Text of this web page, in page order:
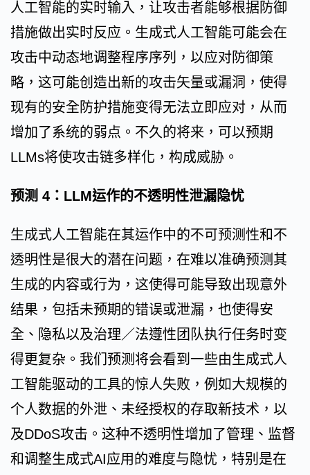
人工智能的实时输入，让攻击者能够根据防御
措施做出实时反应。生成式人工智能可能会在
攻击中动态地调整程序序列，以应对防御策
略，这可能创造出新的攻击矢量或漏洞，使得
现有的安全防护措施变得无法立即应对，从而
增加了系统的弱点。不久的将来，可以预期
LLMs将使攻击链多样化，构成威胁。
预测 4：LLM运作的不透明性泄漏隐忧
生成式人工智能在其运作中的不可预测性和不
透明性是很大的潜在问题，在难以准确预测其
生成的内容或行为，这使得可能导致出现意外
结果，包括未预期的错误或泄漏，也使得安
全、隐私以及治理／法遵性团队执行任务时变
得更复杂。我们预测将会看到一些由生成式人
工智能驱动的工具的惊人失败，例如大规模的
个人数据的外泄、未经授权的存取新技术，以
及DDoS攻击。这种不透明性增加了管理、监督
和调整生成式AI应用的难度与隐忧，特别是在